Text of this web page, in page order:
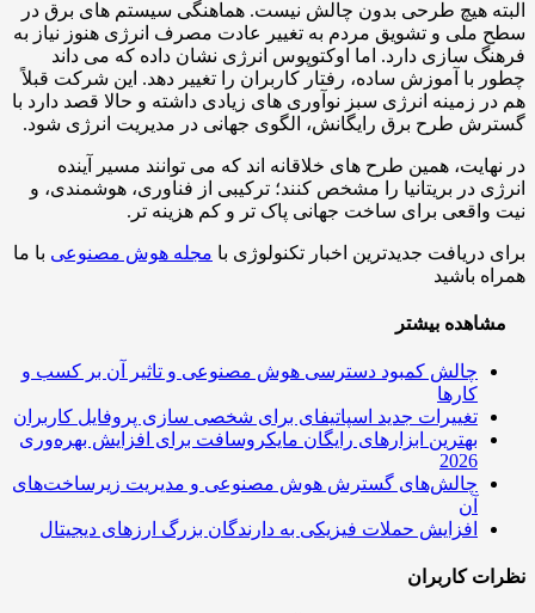
هیچ طرحی بدون چالش نیست. هماهنگی سیستم های برق در
ملی و تشویق مردم به تغییر عادت مصرف انرژی هنوز نیاز به
سازی دارد. اما اوکتوپوس انرژی نشان داده که می داند
با آموزش ساده، رفتار کاربران را تغییر دهد. این شرکت قبلاً
زمینه انرژی سبز نوآوری های زیادی داشته و حالا قصد دارد با
طرح برق رایگانش، الگوی جهانی در مدیریت انرژی شود.
همین طرح های خلاقانه اند که می توانند مسیر آینده
در بریتانیا را مشخص کنند؛ ترکیبی از فناوری، هوشمندی، و
واقعی برای ساخت جهانی پاک تر و کم هزینه تر.
دریافت جدیدترین اخبار تکنولوژی با مجله هوش مصنوعیبا ما
باشید
بیشتر
چالش کمبود دسترسی هوش مصنوعی و تاثیر آن بر کسب و
کارها
تغییرات جدید اسپاتیفای برای شخصی سازی پروفایل کاربران
بهترین ابزارهای رایگان مایکروسافت برای افزایش بهره‌وری
چالش‌های گسترش هوش مصنوعی و مدیریت زیرساخت‌های
افزایش حملات فیزیکی به دارندگان بزرگ ارزهای دیجیتال
کاربران